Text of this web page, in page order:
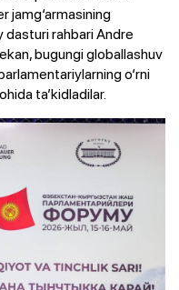
jamg‘armasining
dasturi rahbari Andre
bugungi globallashuv
o‘rni
ta’kidladilar.